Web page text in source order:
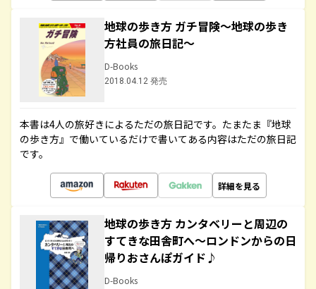
地球の歩き方 ガチ冒険～地球の歩き
方社員の旅日記～
D-Books
2018.04.12 発売
本書は4人の旅好きによるただの旅日記です。たまたま『地球
の歩き方』で働いているだけで書いてある内容はただの旅日記
です。
詳細を見る
地球の歩き方 カンタベリーと周辺の
すてきな田舎町へ～ロンドンからの日
帰りおさんぽガイド♪
D-Books